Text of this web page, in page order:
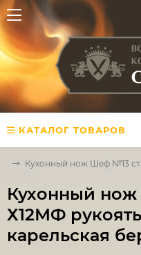
КАТАЛОГ ТОВАРОВ
Кухонный нож Шеф №13
Кухонный
Х12МФ
карельская